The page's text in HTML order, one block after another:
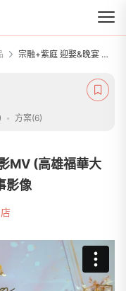
集
宗融+紫庭 迎娶&晚宴 婚禮錄影MV (高雄福華大飯店)｜Gees吉事影像
方案(6)
MV (高雄福華大
影像